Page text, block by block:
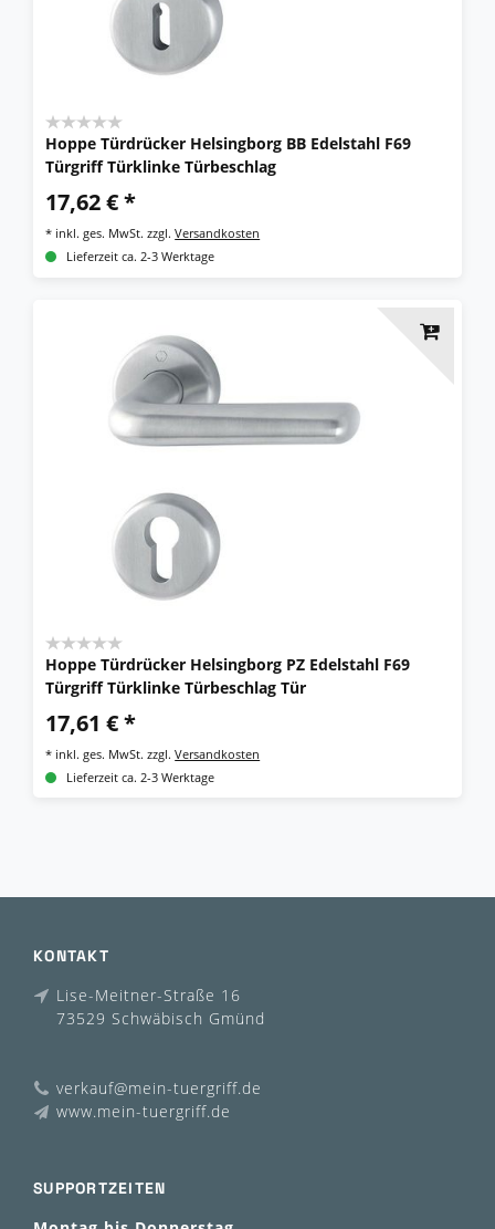
Hoppe Türdrücker Helsingborg BB Edelstahl F69
Türgriff Türklinke Türbeschlag
17,62 € *
* inkl. ges. MwSt. zzgl.Versandkosten
Lieferzeit ca. 2-3 Werktage
Hoppe Türdrücker Helsingborg PZ Edelstahl F69
Türgriff Türklinke Türbeschlag Tür
17,61 € *
* inkl. ges. MwSt. zzgl.Versandkosten
Lieferzeit ca. 2-3 Werktage
KONTAKT
Lise-Meitner-Straße 16
73529 Schwäbisch Gmünd
verkauf@mein-tuergriff.de
www.mein-tuergriff.de
SUPPORTZEITEN